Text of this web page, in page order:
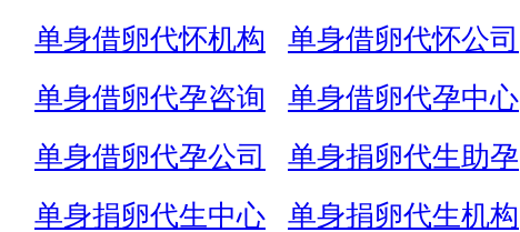
单身借卵代怀机构
单身借卵代怀公司
单身借卵代孕咨询
单身借卵代孕中心
单身借卵代孕公司
单身捐卵代生助孕
单身捐卵代生中心
单身捐卵代生机构